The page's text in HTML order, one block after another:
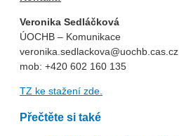
Veronika Sedláčková
ÚOCHB – Komunikace
veronika.sedlackova@uochb.cas.cz
mob: +420 602 160 135
TZ ke stažení zde.
Přečtěte si také